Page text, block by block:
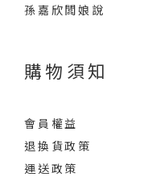
孫嘉欣闆娘說
購物須知
會員權益
退換貨政策
運送政策